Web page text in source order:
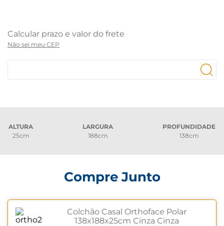
Não sei meu CEP
ALTURA
25cm
LARGURA
188cm
PROFUNDIDADE
138cm
Compre Junto
Colchão Casal Orthoface Polar
138x188x25cm Cinza Cinza